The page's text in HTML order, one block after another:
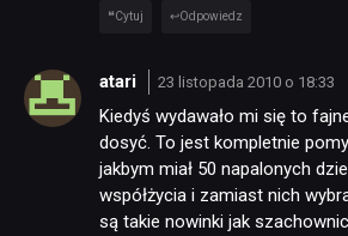
Cytuj Odpowiedz
atari 23 listopada 2010 o 18:33
Kiedyś wydawało mi się to
dosyć. To jest kompletnie
jakbym miał 50 napalonych
współżycia i zamiast nich
są takie nowinki jak